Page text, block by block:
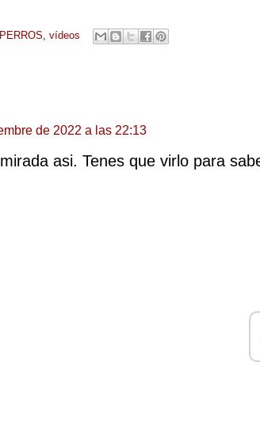
PERROS vídeos
de 2022 a las 22:13
asi. Tenes que virlo para